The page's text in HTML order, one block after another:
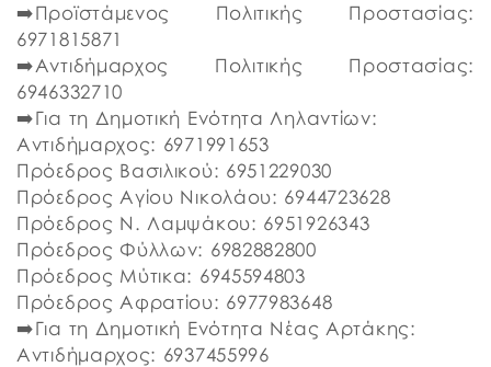
➡️Προϊστάμενος Πολιτικής Προστασίας:
6971815871
➡️Αντιδήμαρχος Πολιτικής Προστασίας:
6946332710
➡️Για τη Δημοτική Ενότητα Ληλαντίων:
Αντιδήμαρχος: 6971991653
Πρόεδρος Βασιλικού: 6951229030
Πρόεδρος Αγίου Νικολάου: 6944723628
Πρόεδρος Ν. Λαμψάκου: 6951926343
Πρόεδρος Φύλλων: 6982882800
Πρόεδρος Μύτικα: 6945594803
Πρόεδρος Αφρατίου: 6977983648
➡️Για τη Δημοτική Ενότητα Νέας Αρτάκης:
Αντιδήμαρχος: 6937455996